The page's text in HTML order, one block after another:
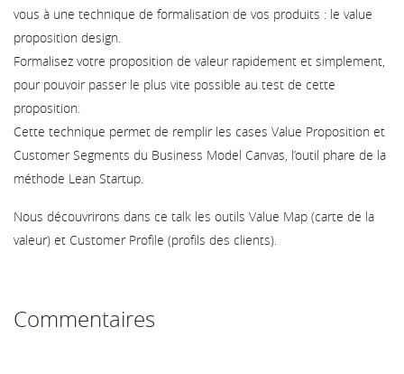
vous à une technique de formalisation de vos produits : le value
proposition design.
Formalisez votre proposition de valeur rapidement et simplement,
pour pouvoir passer le plus vite possible au test de cette
proposition.
Cette technique permet de remplir les cases Value Proposition et
Customer Segments du Business Model Canvas, l’outil phare de la
méthode Lean Startup.
Nous découvrirons dans ce talk les outils Value Map (carte de la
valeur) et Customer Profile (profils des clients).
Commentaires